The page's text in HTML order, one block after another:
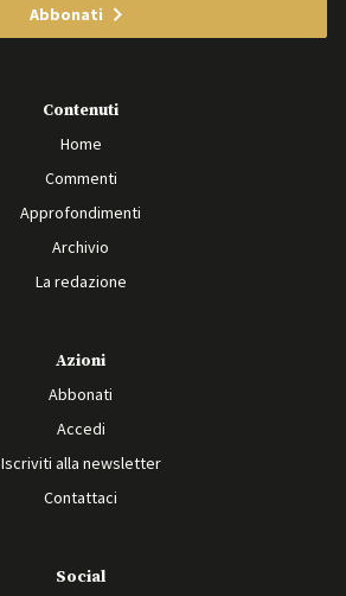
Abbonati
Contenuti
Home
Commenti
Approfondimenti
Archivio
La redazione
Azioni
Abbonati
Accedi
Iscriviti alla newsletter
Contattaci
Social